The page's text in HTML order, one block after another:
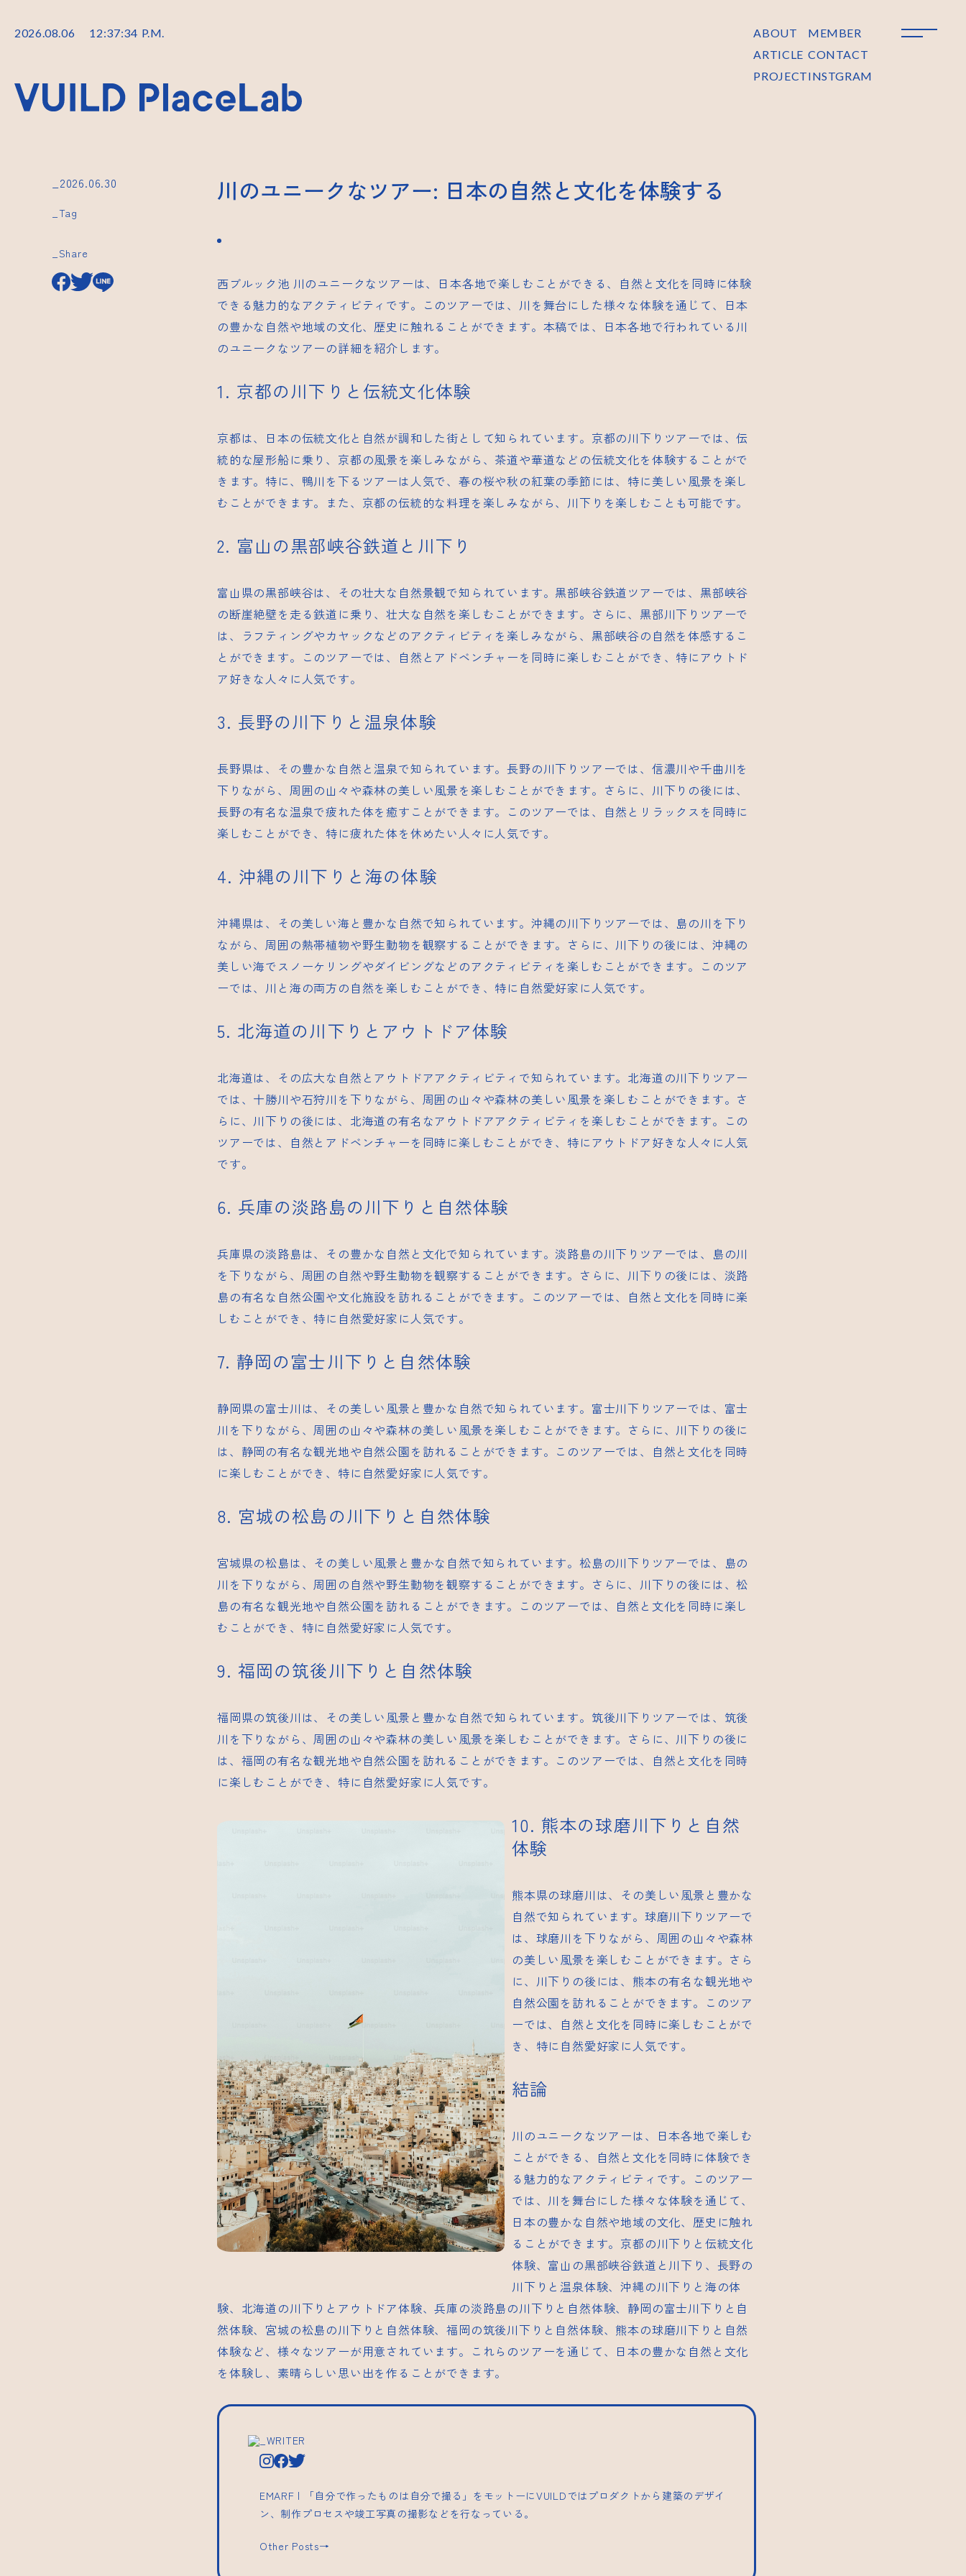
2026.08.06 12:37:35 P.M.
ABOUT
ARTICLE
PROJECT
MEMBER
CONTACT
INSTGRAM
_2026.06.30
_Tag
_Share
川のユニークなツアー: 日本の自然と文化を体験する
西ブルック池川のユニークなツアーは、日本各地で楽しむことができる、自然と文化を同時に体験
できる魅力的なアクティビティです。このツアーでは、川を舞台にした様々な体験を通じて、日本
の豊かな自然や地域の文化、歴史に触れることができます。本稿では、日本各地で行われている川
のユニークなツアーの詳細を紹介します。
1. 京都の川下りと伝統文化体験
京都は、日本の伝統文化と自然が調和した街として知られています。京都の川下りツアーでは、伝
統的な屋形船に乗り、京都の風景を楽しみながら、茶道や華道などの伝統文化を体験することがで
きます。特に、鴨川を下るツアーは人気で、春の桜や秋の紅葉の季節には、特に美しい風景を楽し
むことができます。また、京都の伝統的な料理を楽しみながら、川下りを楽しむことも可能です。
2. 富山の黒部峡谷鉄道と川下り
富山県の黒部峡谷は、その壮大な自然景観で知られています。黒部峡谷鉄道ツアーでは、黒部峡谷
の断崖絶壁を走る鉄道に乗り、壮大な自然を楽しむことができます。さらに、黒部川下りツアーで
は、ラフティングやカヤックなどのアクティビティを楽しみながら、黒部峡谷の自然を体感するこ
とができます。このツアーでは、自然とアドベンチャーを同時に楽しむことができ、特にアウトド
ア好きな人々に人気です。
3. 長野の川下りと温泉体験
長野県は、その豊かな自然と温泉で知られています。長野の川下りツアーでは、信濃川や千曲川を
下りながら、周囲の山々や森林の美しい風景を楽しむことができます。さらに、川下りの後には、
長野の有名な温泉で疲れた体を癒すことができます。このツアーでは、自然とリラックスを同時に
楽しむことができ、特に疲れた体を休めたい人々に人気です。
4. 沖縄の川下りと海の体験
沖縄県は、その美しい海と豊かな自然で知られています。沖縄の川下りツアーでは、島の川を下り
ながら、周囲の熱帯植物や野生動物を観察することができます。さらに、川下りの後には、沖縄の
美しい海でスノーケリングやダイビングなどのアクティビティを楽しむことができます。このツア
ーでは、川と海の両方の自然を楽しむことができ、特に自然愛好家に人気です。
5. 北海道の川下りとアウトドア体験
北海道は、その広大な自然とアウトドアアクティビティで知られています。北海道の川下りツアー
では、十勝川や石狩川を下りながら、周囲の山々や森林の美しい風景を楽しむことができます。さ
らに、川下りの後には、北海道の有名なアウトドアアクティビティを楽しむことができます。この
ツアーでは、自然とアドベンチャーを同時に楽しむことができ、特にアウトドア好きな人々に人気
です。
6. 兵庫の淡路島の川下りと自然体験
兵庫県の淡路島は、その豊かな自然と文化で知られています。淡路島の川下りツアーでは、島の川
を下りながら、周囲の自然や野生動物を観察することができます。さらに、川下りの後には、淡路
島の有名な自然公園や文化施設を訪れることができます。このツアーでは、自然と文化を同時に楽
しむことができ、特に自然愛好家に人気です。
7. 静岡の富士川下りと自然体験
静岡県の富士川は、その美しい風景と豊かな自然で知られています。富士川下りツアーでは、富士
川を下りながら、周囲の山々や森林の美しい風景を楽しむことができます。さらに、川下りの後に
は、静岡の有名な観光地や自然公園を訪れることができます。このツアーでは、自然と文化を同時
に楽しむことができ、特に自然愛好家に人気です。
8. 宮城の松島の川下りと自然体験
宮城県の松島は、その美しい風景と豊かな自然で知られています。松島の川下りツアーでは、島の
川を下りながら、周囲の自然や野生動物を観察することができます。さらに、川下りの後には、松
島の有名な観光地や自然公園を訪れることができます。このツアーでは、自然と文化を同時に楽し
むことができ、特に自然愛好家に人気です。
9. 福岡の筑後川下りと自然体験
福岡県の筑後川は、その美しい風景と豊かな自然で知られています。筑後川下りツアーでは、筑後
川を下りながら、周囲の山々や森林の美しい風景を楽しむことができます。さらに、川下りの後に
は、福岡の有名な観光地や自然公園を訪れることができます。このツアーでは、自然と文化を同時
に楽しむことができ、特に自然愛好家に人気です。
10. 熊本の球磨川下りと自然
体験
熊本県の球磨川は、その美しい風景と豊かな
自然で知られています。球磨川下りツアーで
は、球磨川を下りながら、周囲の山々や森林
の美しい風景を楽しむことができます。さら
に、川下りの後には、熊本の有名な観光地や
自然公園を訪れることができます。このツア
ーでは、自然と文化を同時に楽しむことがで
き、特に自然愛好家に人気です。
結論
川のユニークなツアーは、日本各地で楽しむ
ことができる、自然と文化を同時に体験でき
る魅力的なアクティビティです。このツアー
では、川を舞台にした様々な体験を通じて、
日本の豊かな自然や地域の文化、歴史に触れ
ることができます。京都の川下りと伝統文化
体験、富山の黒部峡谷鉄道と川下り、長野の
川下りと温泉体験、沖縄の川下りと海の体
験、北海道の川下りとアウトドア体験、兵庫の淡路島の川下りと自然体験、静岡の富士川下りと自
然体験、宮城の松島の川下りと自然体験、福岡の筑後川下りと自然体験、熊本の球磨川下りと自然
体験など、様々なツアーが用意されています。これらのツアーを通じて、日本の豊かな自然と文化
を体験し、素晴らしい思い出を作ることができます。
_WRITER
EMARF | 「自分で作ったものは自分で撮る」をモットーにVUILDではプロダクトから建築のデザイ
ン、制作プロセスや竣工写真の撮影などを行なっている。
Other Posts→